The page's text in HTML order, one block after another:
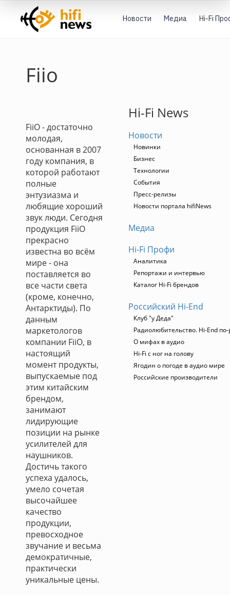
Новости Медиа Hi-Fi
Fiio
FiiO - достаточно
молодая,
основанная в 2007
году компания, в
которой работают
полные
энтузиазма и
любящие хороший
звук люди. Сегодня
продукция FiiO
прекрасно
известна во всём
мире - она
поставляется во
все части света
(кроме, конечно,
Антарктиды). По
данным
маркетологов
компании FiiO, в
настоящий
момент продукты,
выпускаемые под
этим китайским
брендом,
занимают
лидирующие
позиции на рынке
усилителей для
наушников.
Достичь такого
успеха удалось,
умело сочетая
высочайшее
качество
продукции,
превосходное
звучание и весьма
демократичные,
практически
уникальные цены.
Hi-Fi News
Новости
Новинки
Бизнес
Технологии
События
Пресс-релизы
Новости портала hifiNews
Медиа
Hi-Fi Профи
Аналитика
Репортажи и интервью
Каталог Hi-Fi брендов
Российский Hi-End
Клуб "у Деда"
Радиолюбительство. Hi-End по-
О мифах в аудио
Hi-Fi с ног на голову
Ягодин о погоде в аудио мире
Российские производители